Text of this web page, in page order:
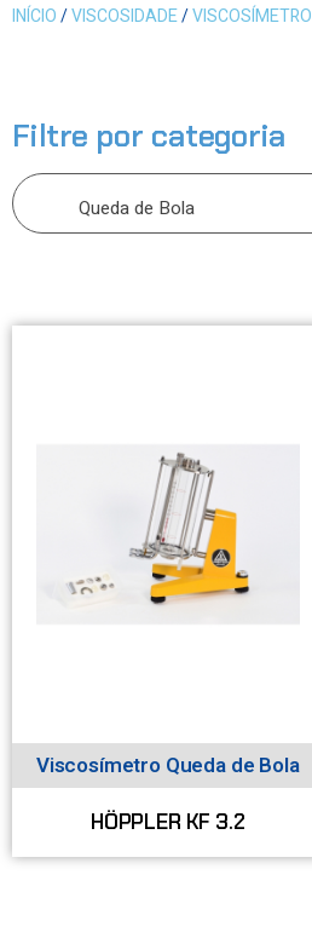
INÍCIO/VISCOSIDADE/VISCOSÍMETRO
Filtre por categoria
Queda de Bola
Viscosímetro Queda de Bola
HÖPPLER KF 3.2